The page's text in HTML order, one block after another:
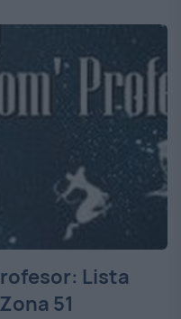
Lista
51